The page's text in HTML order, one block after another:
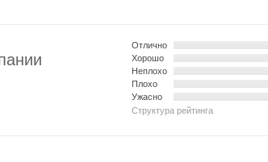
Структура рейтинга
Отлично
Хорошо
Неплохо
Плохо
Ужасно